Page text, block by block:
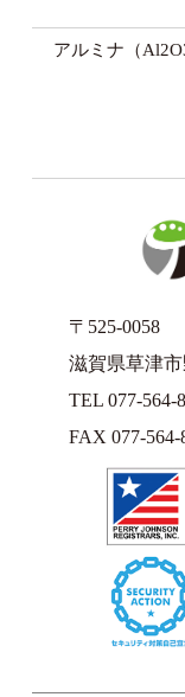
アルミナ（
〒525-0058
滋賀県草津
TEL 077-564-
FAX 077-564-